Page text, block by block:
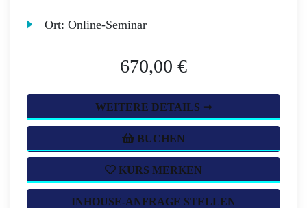
Ort:Online-Seminar
670,00 €
WEITERE DETAILS ➞
BUCHEN
KURS MERKEN
INHOUSE-ANFRAGE STELLEN